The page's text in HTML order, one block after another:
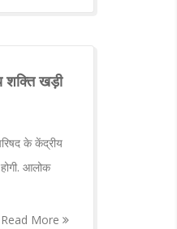
शक्ति खड़ी
के केंद्रीय
आलोक
Read More